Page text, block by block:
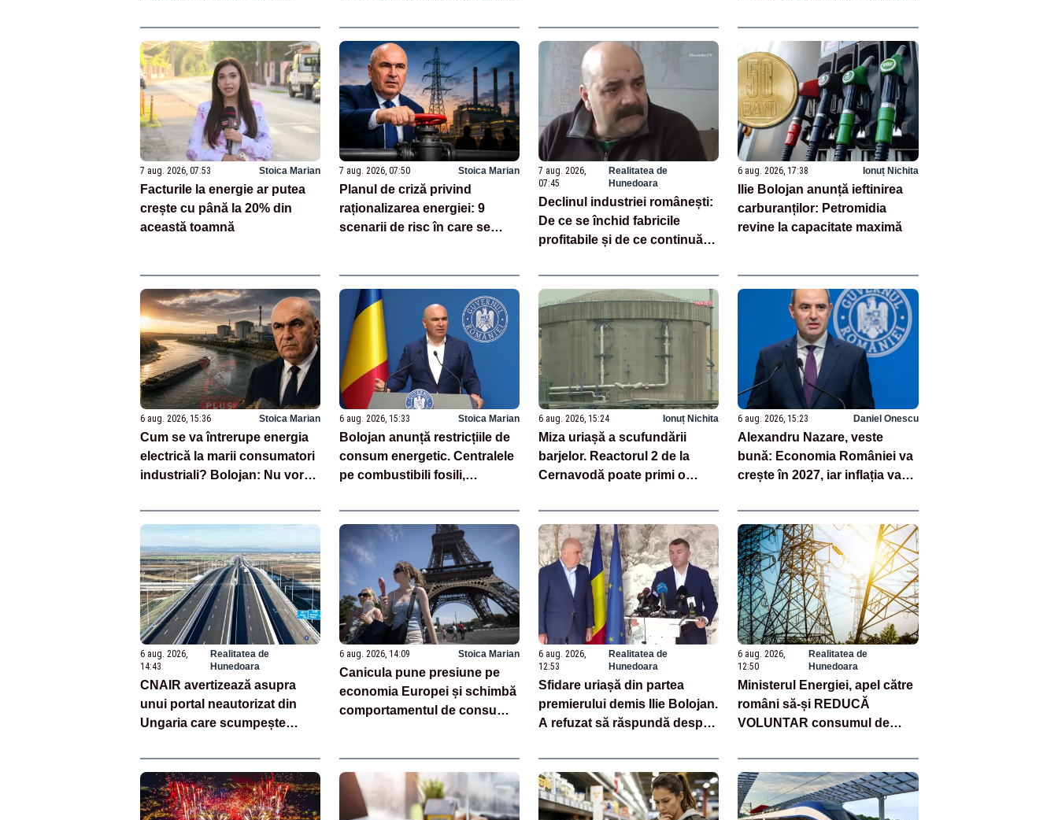
transportatori
în fuselaj
măsurile luate
7 aug. 2026, 07:53 Stoica Marian
Facturile la energie ar putea
crește cu până la 20% din
această toamnă
7 aug. 2026, 07:50 Stoica Marian
Planul de criză privind
raționalizarea energiei: 9
scenarii de risc în care se
7 aug. 2026,
07:45
Realitatea de
Hunedoara
Declinul industriei românești:
De ce se închid fabricile
profitabile și de ce continuă
6 aug. 2026, 17:38 Ionuț Nichita
Ilie Bolojan anunță ieftinirea
carburanților: Petromidia
revine la capacitate maximă
6 aug. 2026, 15:36 Stoica Marian
Cum se va întrerupe energia
electrică la marii consumatori
industriali? Bolojan: Nu vor
6 aug. 2026, 15:33 Stoica Marian
Bolojan anunță restricțiile de
consum energetic. Centralele
pe combustibili fosili,
apela la importuri - LIVE TEXT
6 aug. 2026, 15:24 Ionuț Nichita
Miza uriașă a scufundării
barjelor. Reactorul 2 de la
Cernavodă poate primi o
6 aug. 2026, 15:23 Daniel Onescu
Alexandru Nazare, veste
bună: Economia României va
crește în 2027, iar inflația va
6 aug. 2026,
14:43
Realitatea de
Hunedoara
CNAIR avertizează asupra
unui portal neautorizat din
Ungaria care scumpește
6 aug. 2026, 14:09 Stoica Marian
Canicula pune presiune pe
economia Europei și schimbă
comportamentul de consum
6 aug. 2026,
12:53
Realitatea de
Hunedoara
Sfidare uriașă din partea
premierului demis Ilie Bolojan.
A refuzat să răspundă despre
6 aug. 2026,
12:50
Realitatea de
Hunedoara
Ministerul Energiei, apel către
români să-și REDUCĂ
VOLUNTAR consumul de
precedent în ultimele decenii